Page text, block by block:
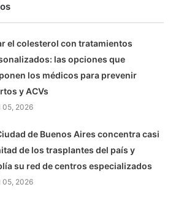
el colesterol con tratamientos
las opciones que
los médicos para prevenir
y ACVs
05, 2026
de Buenos Aires concentra casi
de los trasplantes del país y
su red de centros especializados
05, 2026